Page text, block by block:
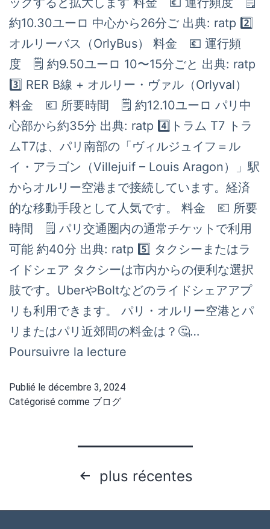
約10.30ユーロ 中心から26分ご 出典: ratp 2️⃣
オルリーバス（OrlyBus） 料金 💶 運行頻
度 🗒️ 約9.50ユーロ 10〜15分ごと 出典: ratp
3️⃣ RER B線 + オルリー・ヴァル（Orlyval）
料金 💶 所要時間 🗒️ 約12.10ユーロ パリ中
心部から約35分 出典: ratp 4️⃣トラム T7 トラ
ムT7は、パリ南部の「ヴィルジュイフ＝ル
イ・アラゴン（Villejuif – Louis Aragon）」駅
からオルリー空港まで接続しています。経済
的な移動手段として人気です。 料金 💶 所要
時間 🗒️ パリ交通圏内の通常チケットで利用
可能 約40分 出典: ratp 5️⃣ タクシーまたはラ
イドシェア タクシーは市内からの便利な選択
肢です。UberやBoltなどのライドシェアアプ
リも利用できます。 パリ・オルリー空港とパ
リまたはパリ近郊間の料金は？🤔…
Poursuivre la lecture
か
Publié le décembre 3, 2024
Catégorisé comme ブログ
Pagination
plus récentes